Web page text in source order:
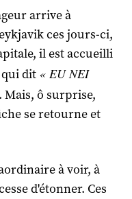
arrive à
ces jours-ci,
il est accueilli
dit « EU NEI
Mais, ô surprise,
se retourne et
à voir, à
d'étonner. Ces